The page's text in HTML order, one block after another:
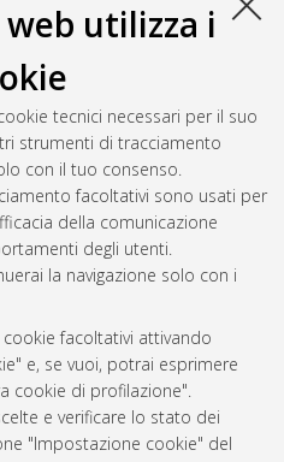
utilizza i
tecnici necessari per il suo
strumenti di tracciamento
con il tuo consenso.
facoltativi sono usati per
della comunicazione
degli utenti.
la navigazione solo con i
facoltativi attivando
e, se vuoi, potrai esprimere
cookie di profilazione".
e verificare lo stato dei
"Impostazione cookie" del
(2007)Luigi Ferdinando Marsili.
thesis], Alma Mater
Dottorato di ricerca in
unibo/amsdottorato/164.
ilSat Aug 8 20:47:46 2026